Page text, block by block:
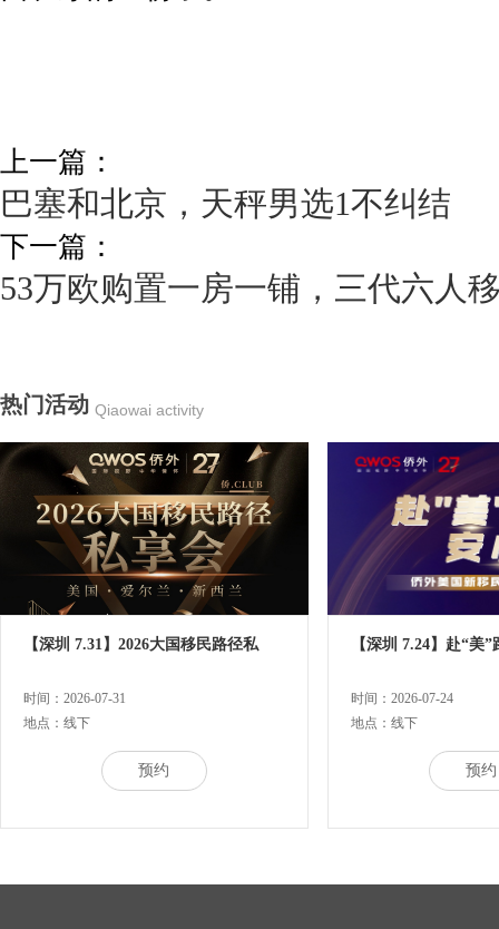
上一篇：
巴塞和北京，天秤男选1不纠结
下一篇：
53万欧购置一房一铺，三代六人
热门活动 Qiaowai activity
【深圳 7.31】2026大国移民路径私
时间：2026-07-31
地点：线下
预约
【深圳 7.24】赴“美
时间：2026-07-24
地点：线下
预约